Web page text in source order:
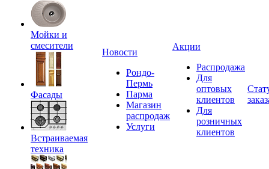
Мойки и
смесители
Фасады
Встраиваемая
техника
Новости
Рондо-
Пермь
Парма
Магазин
распродаж
Услуги
Акции
Распродажа
Для
оптовых
клиентов
Для
розничных
клиентов